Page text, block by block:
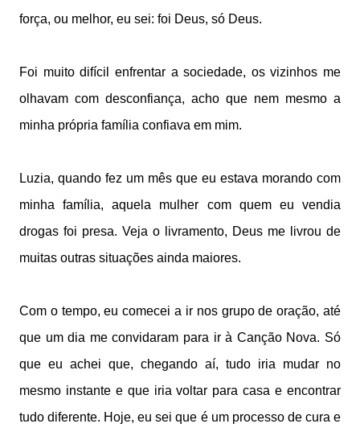
força, ou melhor, eu sei: foi Deus, só Deus.
Foi muito difícil enfrentar a sociedade, os vizinhos me
olhavam com desconfiança, acho que nem mesmo a
minha própria família confiava em mim.
Luzia, quando fez um mês que eu estava morando com
minha família, aquela mulher com quem eu vendia
drogas foi presa. Veja o livramento, Deus me livrou de
muitas outras situações ainda maiores.
Com o tempo, eu comecei a ir nos grupo de oração, até
que um dia me convidaram para ir à Canção Nova. Só
que eu achei que, chegando aí, tudo iria mudar no
mesmo instante e que iria voltar para casa e encontrar
tudo diferente. Hoje, eu sei que é um processo de cura e